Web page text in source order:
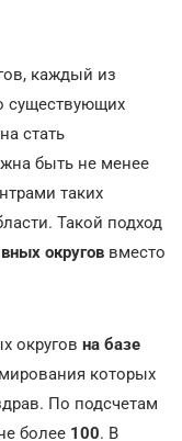
каждый из
существующих
стать
быть не менее
таких
Такой подход
округов вместо
округов на базе
которых
По подсчетам
более 100. В